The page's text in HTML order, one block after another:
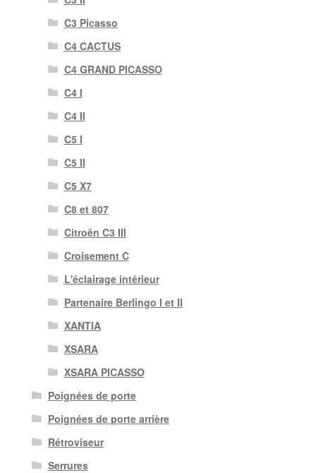
C3 Picasso
C4 CACTUS
C4 GRAND PICASSO
C4 I
C4 II
C5 I
C5 II
C5 X7
C8 et 807
Citroën C3 III
Croisement C
L'éclairage intérieur
Partenaire Berlingo I et II
XANTIA
XSARA
XSARA PICASSO
Poignées de porte
Poignées de porte arrière
Rétroviseur
Serrures